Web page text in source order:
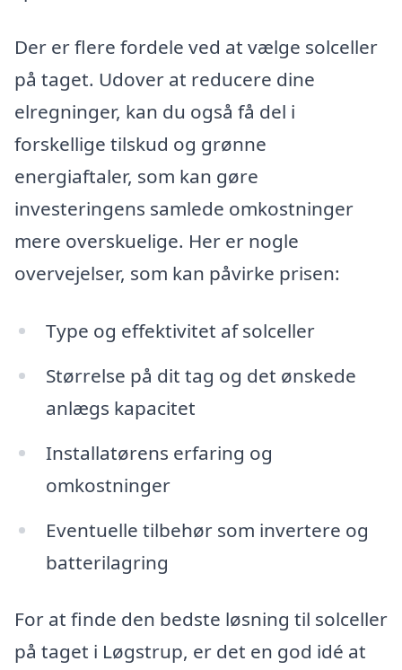
Der er flere fordele ved at vælge solceller
på taget. Udover at reducere dine
elregninger, kan du også få del i
forskellige tilskud og grønne
energiaftaler, som kan gøre
investeringens samlede omkostninger
mere overskuelige. Her er nogle
overvejelser, som kan påvirke prisen:
Type og effektivitet af solceller
Størrelse på dit tag og det ønskede
anlægs kapacitet
Installatørens erfaring og
omkostninger
Eventuelle tilbehør som invertere og
batterilagring
For at finde den bedste løsning til solceller
på taget i Løgstrup, er det en god idé at